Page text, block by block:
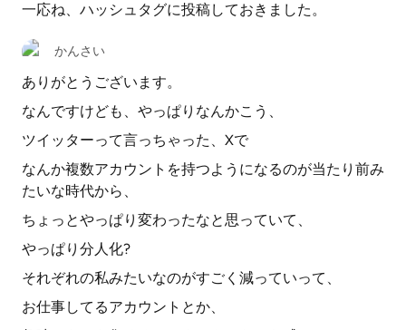
一応ね、ハッシュタグに投稿しておきました。
かんさい
ありがとうございます。
なんですけども、やっぱりなんかこう、
ツイッターって言っちゃった、Xで
なんか複数アカウントを持つようになるのが当たり前み
たいな時代から、
ちょっとやっぱり変わったなと思っていて、
やっぱり分人化?
それぞれの私みたいなのがすごく減っていって、
お仕事してるアカウントとか、